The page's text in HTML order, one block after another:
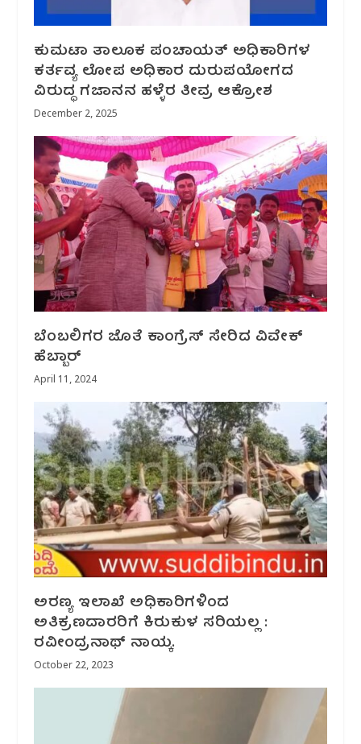
ಕುಮಟಾ ತಾಲೂಕ ಪಂಚಾಯತ್ ಅಧಿಕಾರಿಗಳ
ಕರ್ತವ್ಯ ಲೋಪ ಅಧಿಕಾರ ದುರುಪಯೋಗದ
ವಿರುದ್ಧ ಗಜಾನನ ಹಳ್ಳೆರ ತೀವ್ರ ಆಕ್ರೋಶ
December 2, 2025
ಬೆಂಬಲಿಗರ ಜೊತೆ ಕಾಂಗ್ರೆಸ್ ಸೇರಿದ ವಿವೇಕ್
ಹೆಬ್ಬಾರ್
April 11, 2024
ಅರಣ್ಯ ಇಲಾಖೆ ಅಧಿಕಾರಿಗಳಿಂದ
ಅತಿಕ್ರಣದಾರರಿಗೆ ಕಿರುಕುಳ ಸರಿಯಲ್ಲ :
ರವೀಂದ್ರನಾಥ್ ನಾಯ್ಕ.
October 22, 2023